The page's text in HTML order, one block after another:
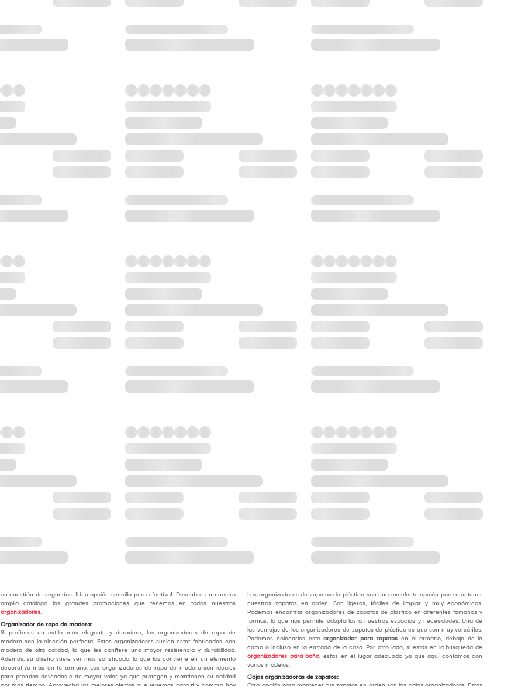
en cuestión de segundos. ¡Una opción sencilla pero efectiva!. Descubre en nuestro
amplio catálogo las grandes promociones que tenemos en todos nuestros
organizadores.
Organizador de ropa de madera:
Si prefieres un estilo más elegante y duradero, los organizadores de ropa de
madera son la elección perfecta. Estos organizadores suelen estar fabricados con
madera de alta calidad, lo que les confiere una mayor resistencia y durabilidad.
Además, su diseño suele ser más sofisticado, lo que los convierte en un elemento
decorativo más en tu armario. Los organizadores de ropa de madera son ideales
para prendas delicadas o de mayor valor, ya que protegen y mantienen su calidad
Los organizadores de zapatos de plástico son una excelente opción para mantener
nuestros zapatos en orden. Son ligeros, fáciles de limpiar y muy económicos.
Podemos encontrar organizadores de zapatos de plástico en diferentes tamaños y
formas, lo que nos permite adaptarlos a nuestros espacios y necesidades. Una de
las ventajas de los organizadores de zapatos de plástico es que son muy versátiles.
Podemos colocarlos esteorganizador para zapatos en el armario, debajo de la
cama o incluso en la entrada de la casa. Por otro lado, si estás en la búsqueda de
organizadores para baño, estás en el lugar adecuado ya que aquí contamos con
varios modelos.
Cajas organizadoras de zapatos: